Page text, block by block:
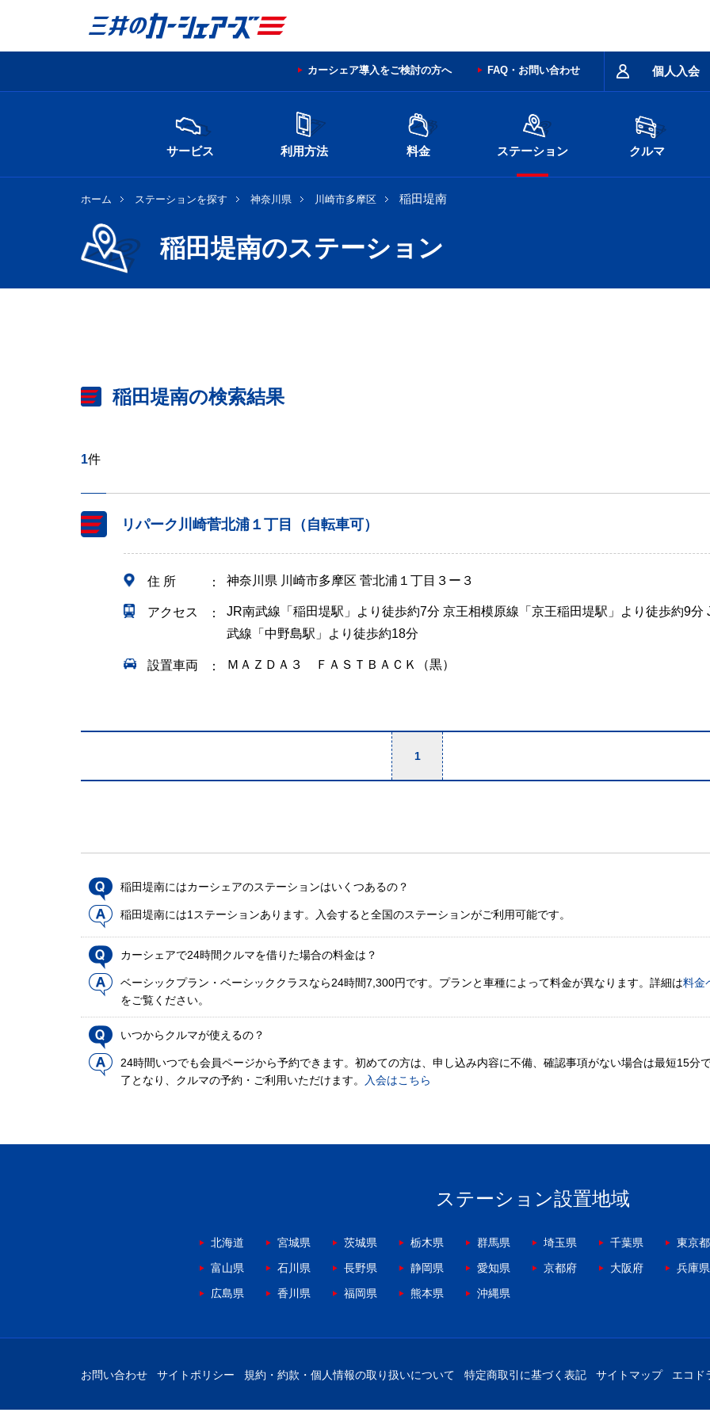
個人入会
カーシェア導入をご検討の方へ FAQ・お問い合わせ
サービス 利用方法 料金 ステーション クルマ
ホーム ステーションを探す 神奈川県 川崎市多摩区 稲田堤南
稲田堤南のステーション
稲田堤南の検索結果
1件
リパーク川崎菅北浦１丁目（自転車可）
住 所 神奈川県 川崎市多摩区 菅北浦１丁目３ー３
アクセス
JR南武線「稲田堤駅」より徒歩約7分 京王相模原線「京王稲田堤駅」より徒歩約9分
武線「中野島駅」より徒歩約18分
設置車両 ＭＡＺＤＡ３ ＦＡＳＴＢＡＣＫ（黒）
1
稲田堤南にはカーシェアのステーションはいくつあるの？
稲田堤南には1ステーションあります。入会すると全国のステーションがご利用可能です。
カーシェアで24時間クルマを借りた場合の料金は？
ベーシックプラン・ベーシッククラスなら24時間7,300円です。プランと車種によって料金が異なります。詳細は料金
をご覧ください。
いつからクルマが使えるの？
24時間いつでも会員ページから予約できます。初めての方は、申し込み内容に不備、確認事項がない場合は最短15分
了となり、クルマの予約・ご利用いただけます。
入会はこちら
ステーション設置地域
北海道 宮城県 茨城県 栃木県 群馬県 埼玉県 千葉県 東京都
富山県
石川県 長野県 静岡県 愛知県 京都府 大阪府 兵庫県
広島県
香川県 福岡県 熊本県 沖縄県
お問い合わせ サイトポリシー 規約・約款・個人情報の取り扱いについて 特定商取引に基づく表記 サイトマップ エコド